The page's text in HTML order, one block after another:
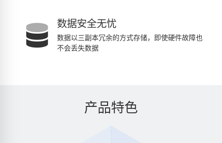
数据安全无忧
数据以三副本冗余的方式存储，即使硬件故障也
不会丢失数据
产品特色